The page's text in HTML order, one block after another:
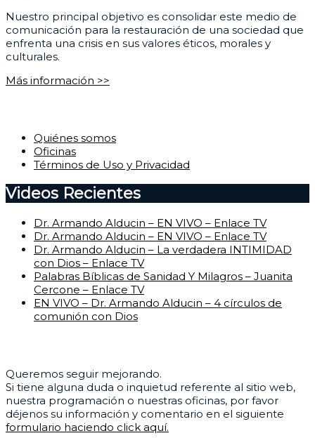
Nuestro principal objetivo es consolidar este medio de
comunicación para la restauración de una sociedad que
enfrenta una crisis en sus valores éticos, morales y
culturales.
Más información >>
Quiénes somos
Oficinas
Términos de Uso y Privacidad
Videos Recientes
Dr. Armando Alducin – EN VIVO – Enlace TV
Dr. Armando Alducin – EN VIVO – Enlace TV
Dr. Armando Alducin – La verdadera INTIMIDAD
con Dios – Enlace TV
Palabras Bíblicas de Sanidad Y Milagros – Juanita
Cercone – Enlace TV
EN VIVO – Dr. Armando Alducin – 4 círculos de
comunión con Dios
Queremos seguir mejorando.
Si tiene alguna duda o inquietud referente al sitio web,
nuestra programación o nuestras oficinas, por favor
déjenos su información y comentario en el siguiente
formulario haciendo click aquí.